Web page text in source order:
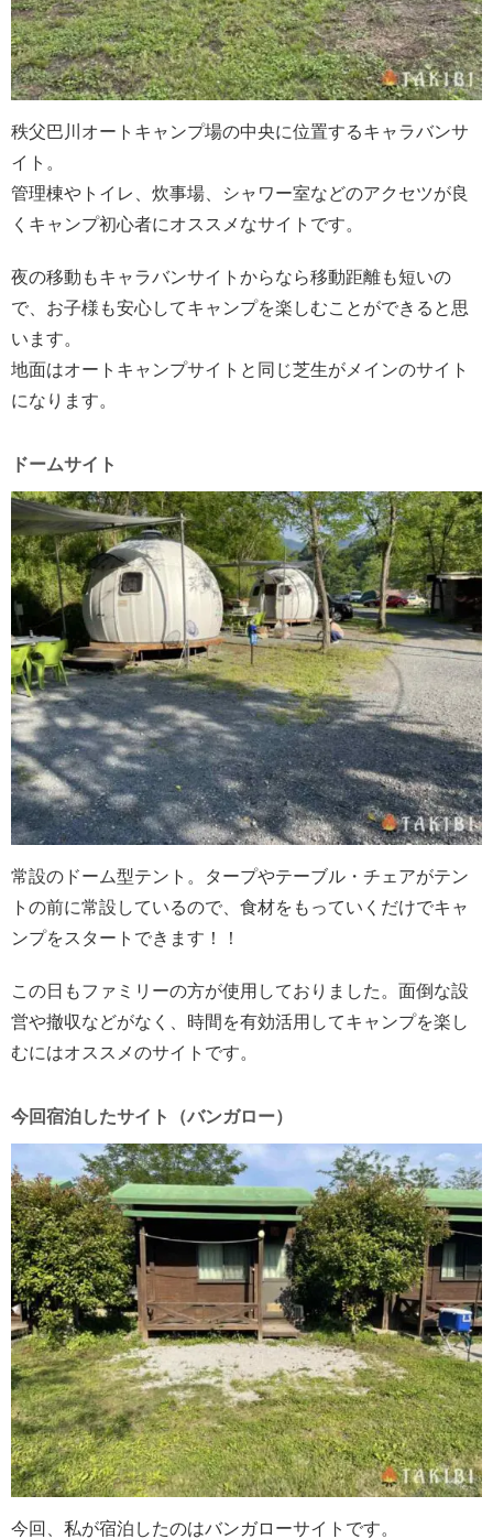
秩父巴川オートキャンプ場の中央に位置するキャラバンサ
イト。
管理棟やトイレ、炊事場、シャワー室などのアクセツが良
くキャンプ初心者にオススメなサイトです。
夜の移動もキャラバンサイトからなら移動距離も短いの
で、お子様も安心してキャンプを楽しむことができると思
います。
地面はオートキャンプサイトと同じ芝生がメインのサイト
になります。
ドームサイト
常設のドーム型テント。タープやテーブル・チェアがテン
トの前に常設しているので、食材をもっていくだけでキャ
ンプをスタートできます！！
この日もファミリーの方が使用しておりました。面倒な設
営や撤収などがなく、時間を有効活用してキャンプを楽し
むにはオススメのサイトです。
今回宿泊したサイト（バンガロー）
今回、私が宿泊したのはバンガローサイトです。